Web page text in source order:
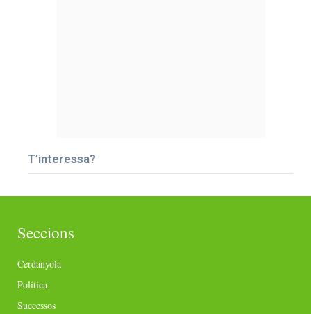
T’interessa?
Seccions
Cerdanyola
Política
Successos